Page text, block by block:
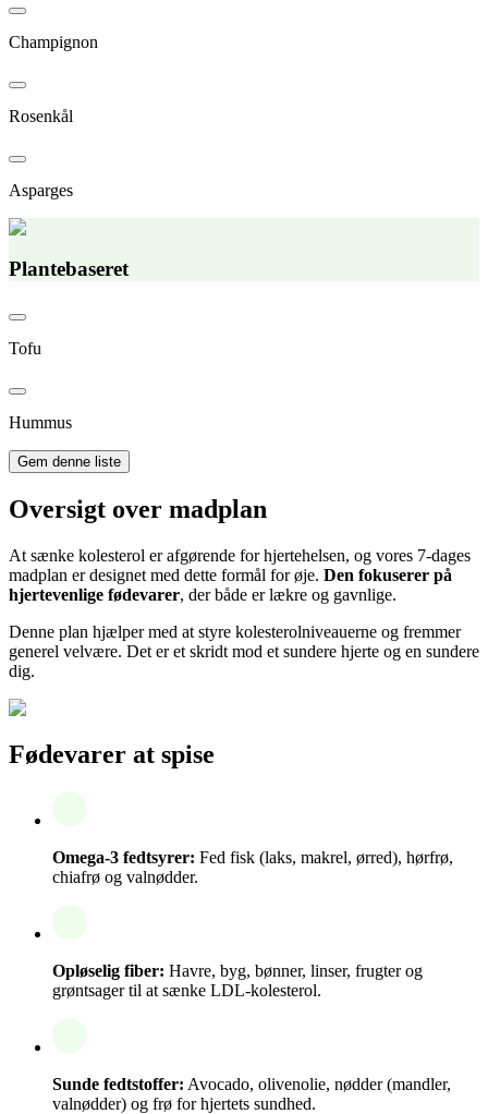
Champignon
Rosenkål
Asparges
Plantebaseret
Tofu
Hummus
Gem denne liste
Oversigt over madplan
At sænke kolesterol er afgørende for hjertehelsen, og vores 7-dages
madplan er designet med dette formål for øje. Den fokuserer på
hjertevenlige fødevarer, der både er lækre og gavnlige.
Denne plan hjælper med at styre kolesterolniveauerne og fremmer
generel velvære. Det er et skridt mod et sundere hjerte og en sundere
dig.
Fødevarer at spise
Omega-3 fedtsyrer: Fed fisk (laks, makrel, ørred), hørfrø,
chiafrø og valnødder.
Opløselig fiber: Havre, byg, bønner, linser, frugter og
grøntsager til at sænke LDL-kolesterol.
Sunde fedtstoffer: Avocado, olivenolie, nødder (mandler,
valnødder) og frø for hjertets sundhed.